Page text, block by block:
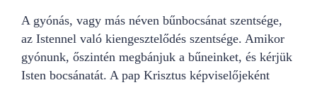
A gyónás, vagy más néven bűnbocsánat szentsége,
az Istennel való kiengesztelődés szentsége. Amikor
gyónunk, őszintén megbánjuk a bűneinket, és kérjük
Isten bocsánatát. A pap Krisztus képviselőjeként